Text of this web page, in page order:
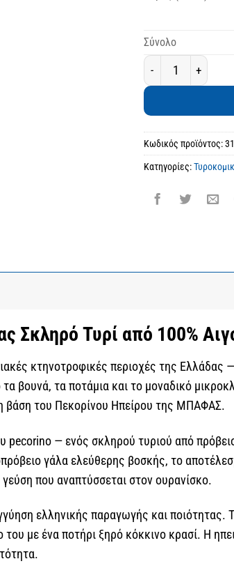
Σύνολο
Πεκορίνο Ηπείρου
Κωδικός προϊόντος:
Κατηγορίες:
Σκληρό Τυρί από 100%
κτηνοτροφικές περιοχές της
βουνά, τα ποτάμια και το μοναδικό
βάση του Πεκορίνου Ηπείρου της ΜΠΑΦΑΣ.
pecorino — ενός σκληρού τυριού από
γάλα ελεύθερης βοσκής, το
που αναπτύσσεται στον ουρανίσκο.
ελληνικής παραγωγής και ποιότητας.
με ένα ποτήρι ξηρό κόκκινο κρασί. Η